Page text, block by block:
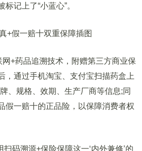
记上了“小蓝心”。
+药品追溯技术，附赠第三方商业保
，通过手机淘宝、支付宝扫描药盒上
、规格、效期、生产厂商等信息;同
假一赔十的正品险，以保障消费者权
码溯源+保险保障这一‘内外兼修’的